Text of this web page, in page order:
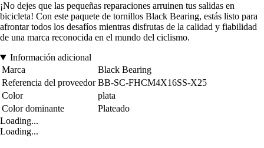
¡No dejes que las pequeñas reparaciones arruinen tus salidas en
bicicleta! Con este paquete de tornillos Black Bearing, estás listo para
afrontar todos los desafíos mientras disfrutas de la calidad y fiabilidad
de una marca reconocida en el mundo del ciclismo.
Información adicional
Marca
Black Bearing
Referencia del proveedor BB-SC-FHCM4X16SS-X25
Color
plata
Color dominante
Plateado
Loading...
Loading...